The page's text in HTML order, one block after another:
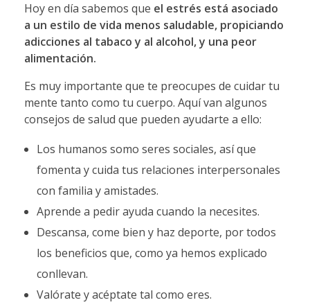
Hoy en día sabemos que el estrés está asociado
a un estilo de vida menos saludable, propiciando
adicciones al tabaco y al alcohol, y una peor
alimentación.
Es muy importante que te preocupes de cuidar tu
mente tanto como tu cuerpo. Aquí van algunos
consejos de salud que pueden ayudarte a ello:
Los humanos somo seres sociales, así que
fomenta y cuida tus relaciones interpersonales
con familia y amistades.
Aprende a pedir ayuda cuando la necesites.
Descansa, come bien y haz deporte, por todos
los beneficios que, como ya hemos explicado
conllevan.
Valórate y acéptate tal como eres.